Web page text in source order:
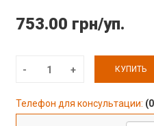
753.00 грн/уп.
КУПИТЬ
Телефон для консультации: